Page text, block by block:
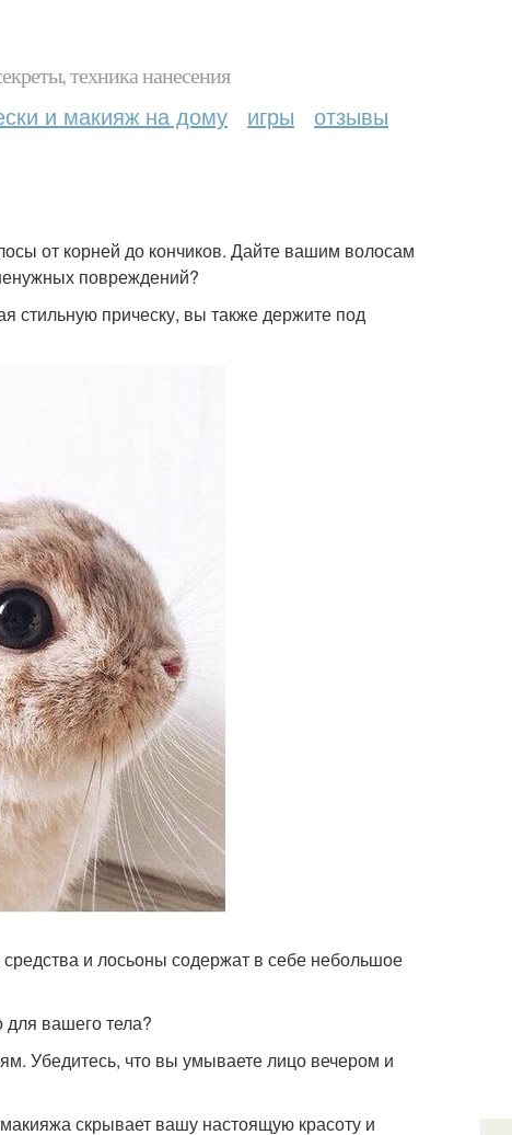
техника нанесения
и макияж на дому игры отзывы
от корней до кончиков. Дайте вашим волосам
повреждений?
стильную прическу, вы также держите под
и лосьоны содержат в себе небольшое
вашего тела?
Убедитесь, что вы умываете лицо вечером и
скрывает вашу настоящую красоту и